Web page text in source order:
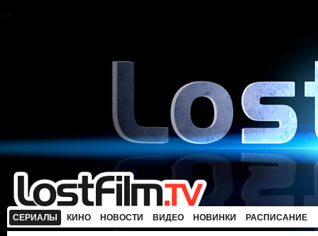
СЕРИАЛЫ КИНО НОВОСТИ ВИДЕО НОВИНКИ РАСПИСАНИЕ